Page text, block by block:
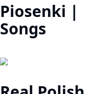
Piosenki |
Songs